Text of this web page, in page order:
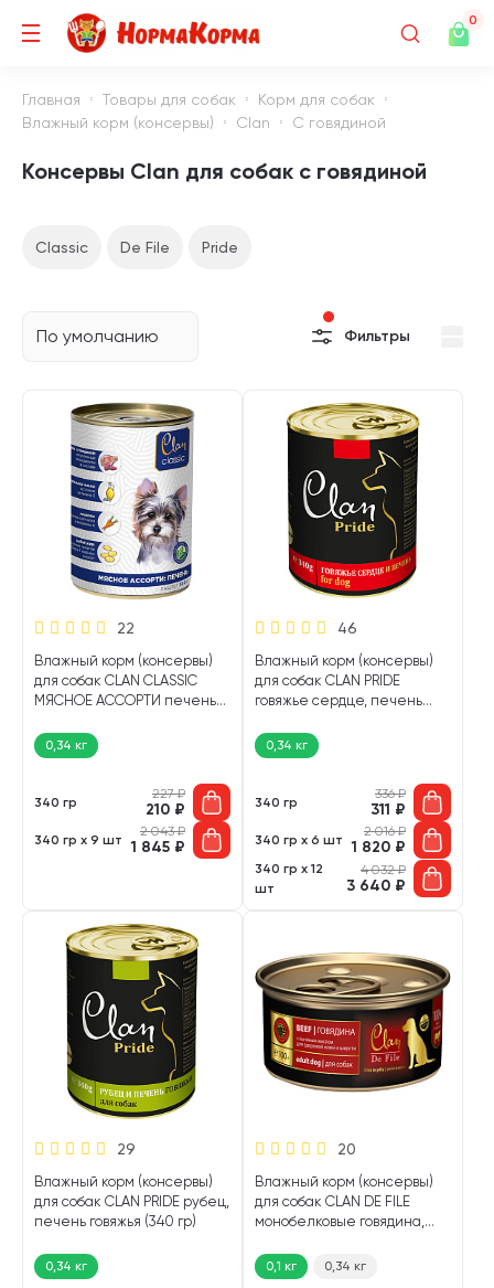
0
Главная Товары для собак
Корм для собак
Влажный корм (консервы)
Clan С говядиной
Консервы Clan для собак с говядиной
Classic De File Pride
По умолчанию Фильтры
22
Влажный корм (консервы)
для собак CLAN CLASSIC
МЯСНОЕ АССОРТИ печень
0,34 кг
340 гр
227₽
210 ₽
340 гр х 9 шт
2 043₽
1 845 ₽
46
Влажный корм (консервы)
для собак CLAN PRIDE
говяжье сердце, печень
0,34 кг
340 гр
336₽
311 ₽
340 гр х 6 шт
2 016₽
1 820 ₽
340 гр х 12
шт
4 032₽
3 640 ₽
29
Влажный корм (консервы)
для собак CLAN PRIDE рубец,
печень говяжья (340 гр)
0,34 кг
20
Влажный корм (консервы)
для собак CLAN DE FILE
монобелковые говядина,
0,1 кг 0,34 кг